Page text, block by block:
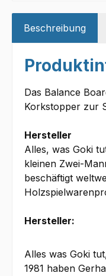
Beschreibung
Das Balance
Korkstopper zur
Hersteller
Alles, was Goki
kleinen Zwei-
beschäftigt
Hersteller:
Alles was Goki
1981 haben